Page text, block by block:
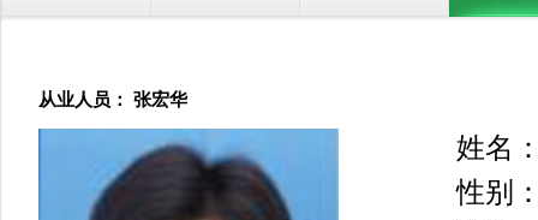
从业人员： 张宏华
姓名
性别